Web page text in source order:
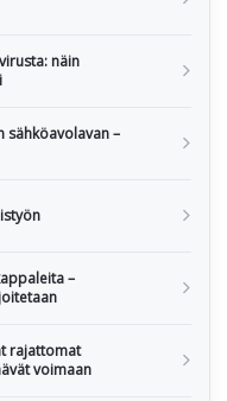
näin
sähköavolavan –
–
rajattomat
voimaan